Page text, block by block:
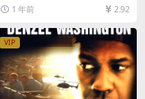
gh It (1992)[百度网盘+夸克
网盘1080P超清未删减资源]
[网盘在线播放/下载][MP4/7.
8GB][中文字幕]
1 年前 2.92
VIP